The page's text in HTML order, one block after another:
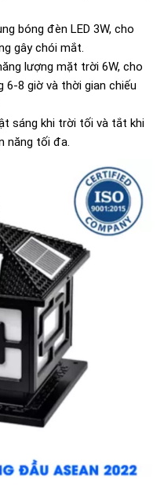
bóng đèn LED 3W, cho
gây chói mắt.
lượng mặt trời 6W, cho
6-8 giờ và thời gian chiếu
sáng khi trời tối và tắt khi
năng tối đa.